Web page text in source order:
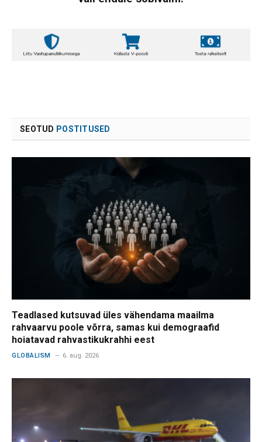
SEOTUD POSTITUSED
Teadlased kutsuvad üles vähendama maailma
rahvaarvu poole võrra, samas kui demograafid
hoiatavad rahvastikukrahhi eest
GLOBALISM 6. aug. 2026